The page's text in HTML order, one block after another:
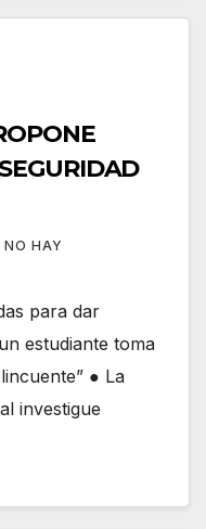
NO HAY
para dar
estudiante toma
● La
investigue